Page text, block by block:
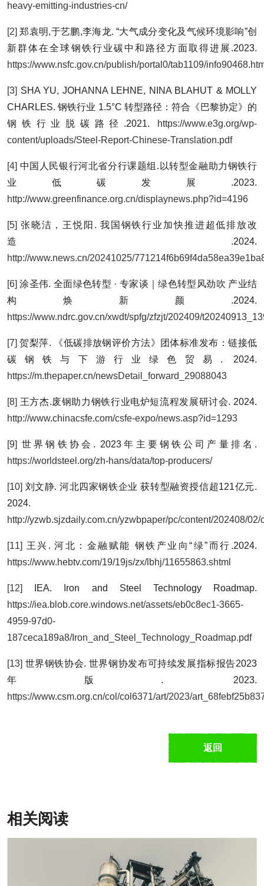
heavy-emitting-industries-cn/
[2] 郑袁明,于艺鹏,李海龙. “大气成分变化及气候环境影响”创
新群体在全球钢铁行业碳中和路径方面取得进展.2023.
https://www.nsfc.gov.cn/publish/portal0/tab1109/
[3] SHA YU, JOHANNA LEHNE, NINA BLAHUT & MOLLY
CHARLES. 钢铁行业 1.5°C 转型路径：符合《巴黎协定》的
钢铁行业脱碳路径.2021.
https://www.e3g.org/wp-
content/uploads/Steel-Report-Chinese-Translation.pdf
[4] 中国人民银行河北省分行课题组.以转型金融助力钢铁行
业低碳发展.2023.
http://www.greenfinance.org.cn/displaynews.php?id=4196
[5] 张晓洁，王悦阳. 我国钢铁行业加快推进超低排放改
造.2024.
http://www.news.cn/20241025/
[6] 涂圣伟. 全面绿色转型 · 专家谈｜绿色转型风劲吹 产业结
构焕新颜.2024.
https://www.ndrc.gov.cn/xwdt/spfg/zfzjt/202409/
[7] 贺梨萍. 《低碳排放钢评价方法》团体标准发布：链接低
碳钢铁与下游行业绿色贸易. 2024.
https://m.thepaper.cn/newsDetail_forward_29088043
[8] 王方杰.废钢助力钢铁行业电炉短流程发展研讨会. 2024.
http://www.chinacsfe.com/csfe-expo/news.asp?id=1293
[9] 世界钢铁协会. 2023年主要钢铁公司产量排名.
https://worldsteel.org/zh-hans/data/top-producers/
[10] 刘文静. 河北四家钢铁企业 获转型融资授信超121亿元.
2024.
http://yzwb.sjzdaily.com.cn/yzwbpaper/pc/content/202408/
[11] 王兴. 河北：金融赋能 钢铁产业向“绿”而行.2024.
https://www.hebtv.com/19/19js/zx/lbhj/11655863.shtml
[12]
IEA. Iron and Steel Technology Roadmap.
https://iea.blob.core.windows.net/assets/eb0c8ec1-3665-
4959-97d0-
187ceca189a8/Iron_and_Steel_Technology_Roadmap.pdf
[13] 世界钢铁协会. 世界钢协发布可持续发展指标报告2023
年版. 2023.
https://www.csm.org.cn/col/col6371/art/2023/
返回
相关阅读